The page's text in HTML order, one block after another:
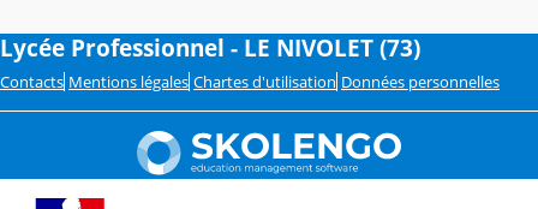
Lycée Professionnel - LE NIVOLET (73)
Contacts Mentions légales Chartes d'utilisation Données personnelles